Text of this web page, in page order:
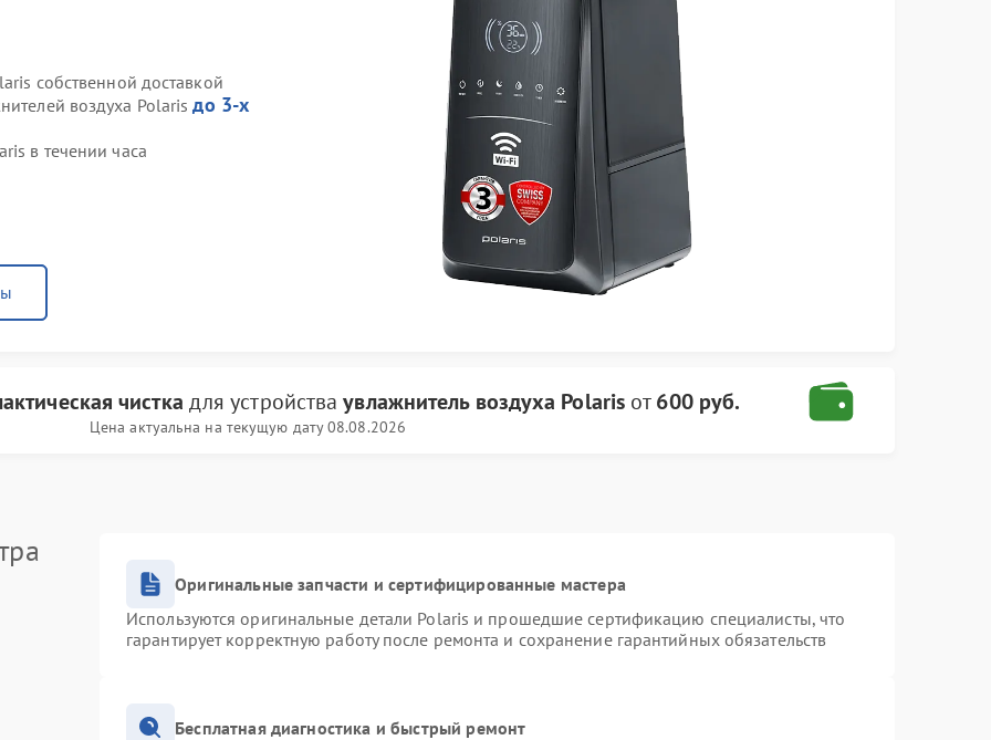
собственной доставкой
воздуха Polarisдо 3-х
в течении часа
чистка для устройстваувлажнитель воздуха Polaris от600 руб.
Цена актуальна на текущую дату 08.08.2026
Оригинальные запчасти и сертифицированные мастера
Используются оригинальные детали Polaris и прошедшие сертификацию специалисты, что
гарантирует корректную работу после ремонта и сохранение гарантийных обязательств
Бесплатная диагностика и быстрый ремонт